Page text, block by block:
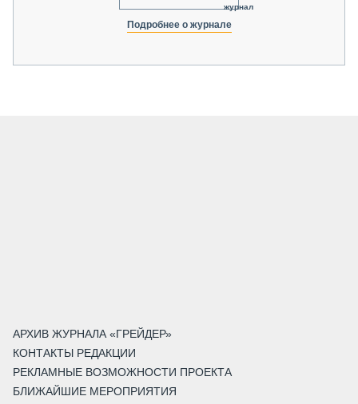
журнал
Подробнее о журнале
АРХИВ ЖУРНАЛА «ГРЕЙДЕР»
КОНТАКТЫ РЕДАКЦИИ
РЕКЛАМНЫЕ ВОЗМОЖНОСТИ ПРОЕКТА
БЛИЖАЙШИЕ МЕРОПРИЯТИЯ